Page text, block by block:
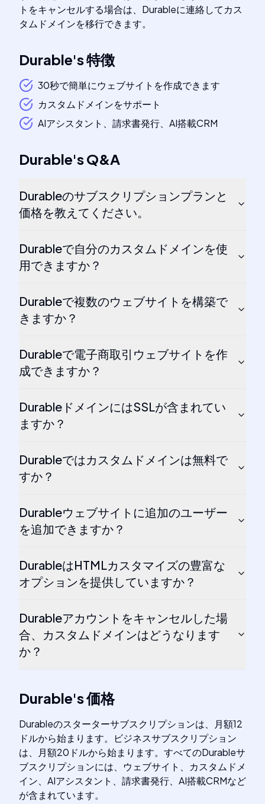
トをキャンセルする場合は、Durableに連絡してカス
タムドメインを移行できます。
Durable's特徴
30秒で簡単にウェブサイトを作成できます
カスタムドメインをサポート
AIアシスタント、請求書発行、AI搭載CRM
Durable'sQ&A
Durableのサブスクリプションプランと
価格を教えてください。
Durableで自分のカスタムドメインを使
用できますか？
Durableで複数のウェブサイトを構築で
きますか？
Durableで電子商取引ウェブサイトを作
成できますか？
DurableドメインにはSSLが含まれてい
ますか？
Durableではカスタムドメインは無料で
すか？
Durableウェブサイトに追加のユーザー
を追加できますか？
DurableはHTMLカスタマイズの豊富な
オプションを提供していますか？
Durableアカウントをキャンセルした場
合、カスタムドメインはどうなります
か？
Durable's価格
Durableのスターターサブスクリプションは、月額12
ドルから始まります。ビジネスサブスクリプション
は、月額20ドルから始まります。すべてのDurableサ
ブスクリプションには、ウェブサイト、カスタムドメ
イン、AIアシスタント、請求書発行、AI搭載CRMなど
が含まれています。